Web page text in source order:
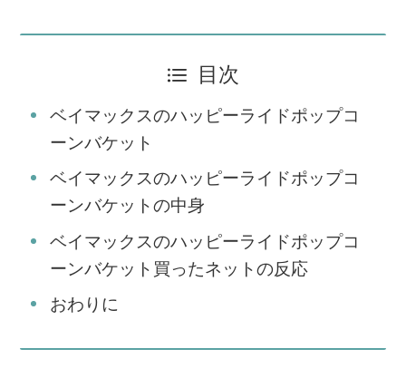
目次
ベイマックスのハッピーライドポップコ
ーンバケット
ベイマックスのハッピーライドポップコ
ーンバケットの中身
ベイマックスのハッピーライドポップコ
ーンバケット買ったネットの反応
おわりに